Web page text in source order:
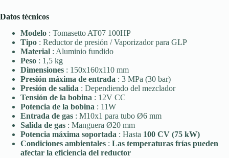
Datos técnicos
Modelo : Tomasetto AT07 100HP
Tipo : Reductor de presión / Vaporizador para GLP
Material : Aluminio fundido
Peso : 1,5 kg
Dimensiones : 150x160x110 mm
Presión máxima de entrada : 3 MPa (30 bar)
Presión de salida : Dependiendo del mezclador
Tensión de la bobina : 12V CC
Potencia de la bobina : 11W
Entrada de gas : M10x1 para tubo Ø6 mm
Salida de gas : Manguera Ø20 mm
Potencia máxima soportada : Hasta 100 CV (75 kW)
Condiciones ambientales : Las temperaturas frías pueden
afectar la eficiencia del reductor